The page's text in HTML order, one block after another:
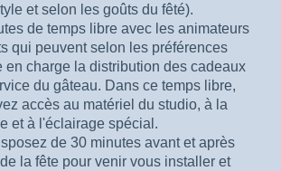
et selon les goûts du fêté).
de temps libre avec les animateurs
qui peuvent selon les préférences
en charge la distribution des cadeaux
du gâteau. Dans ce temps libre,
accès au matériel du studio, à la
et à l'éclairage spécial.
de 30 minutes avant et après
la fête pour venir vous installer et